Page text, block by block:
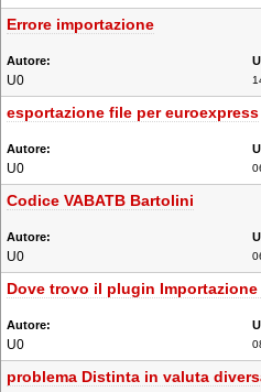
Errore importazione
U0
esportazione file per euroexpress
U0
Codice VABATB Bartolini
U0
Dove trovo il plugin
U0
problema Distinta in valuta